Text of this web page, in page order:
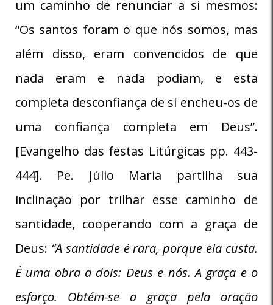
um caminho de renunciar a si mesmos:
“Os santos foram o que nós somos, mas
além disso, eram convencidos de que
nada eram e nada podiam, e esta
completa desconfiança de si encheu-os de
uma confiança completa em Deus”.
[Evangelho das festas Litúrgicas pp. 443-
444]. Pe. Júlio Maria partilha sua
inclinação por trilhar esse caminho de
santidade, cooperando com a graça de
Deus: “A santidade é rara, porque ela custa.
É uma obra a dois: Deus e nós. A graça e o
esforço. Obtém-se a graça pela oração